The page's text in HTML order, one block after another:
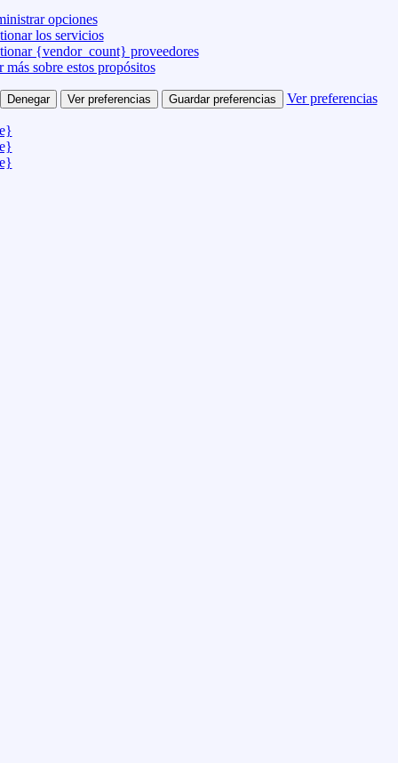
opciones
los servicios
{vendor_count} proveedores
más sobre estos propósitos
Denegar Ver preferencias Guardar preferencias Ver preferencias